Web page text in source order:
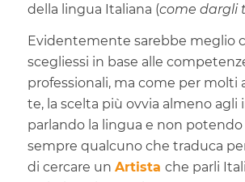
della lingua Italiana (come dargli
Evidentemente sarebbe meglio
scegliessi in base alle
professionali, ma come per molti
te, la scelta più ovvia almeno agli
parlando la lingua e non
sempre qualcuno che traduca
di cercare un Artista che parli